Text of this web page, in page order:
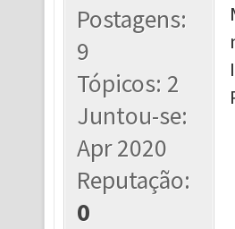
Postagens:
9
Tópicos: 2
Juntou-se:
Apr 2020
Reputação:
0